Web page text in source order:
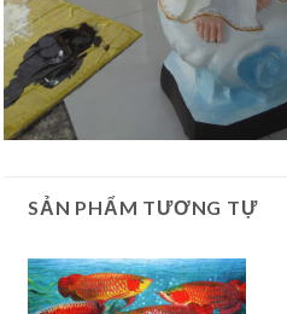
SẢN PHẨM TƯƠNG TỰ